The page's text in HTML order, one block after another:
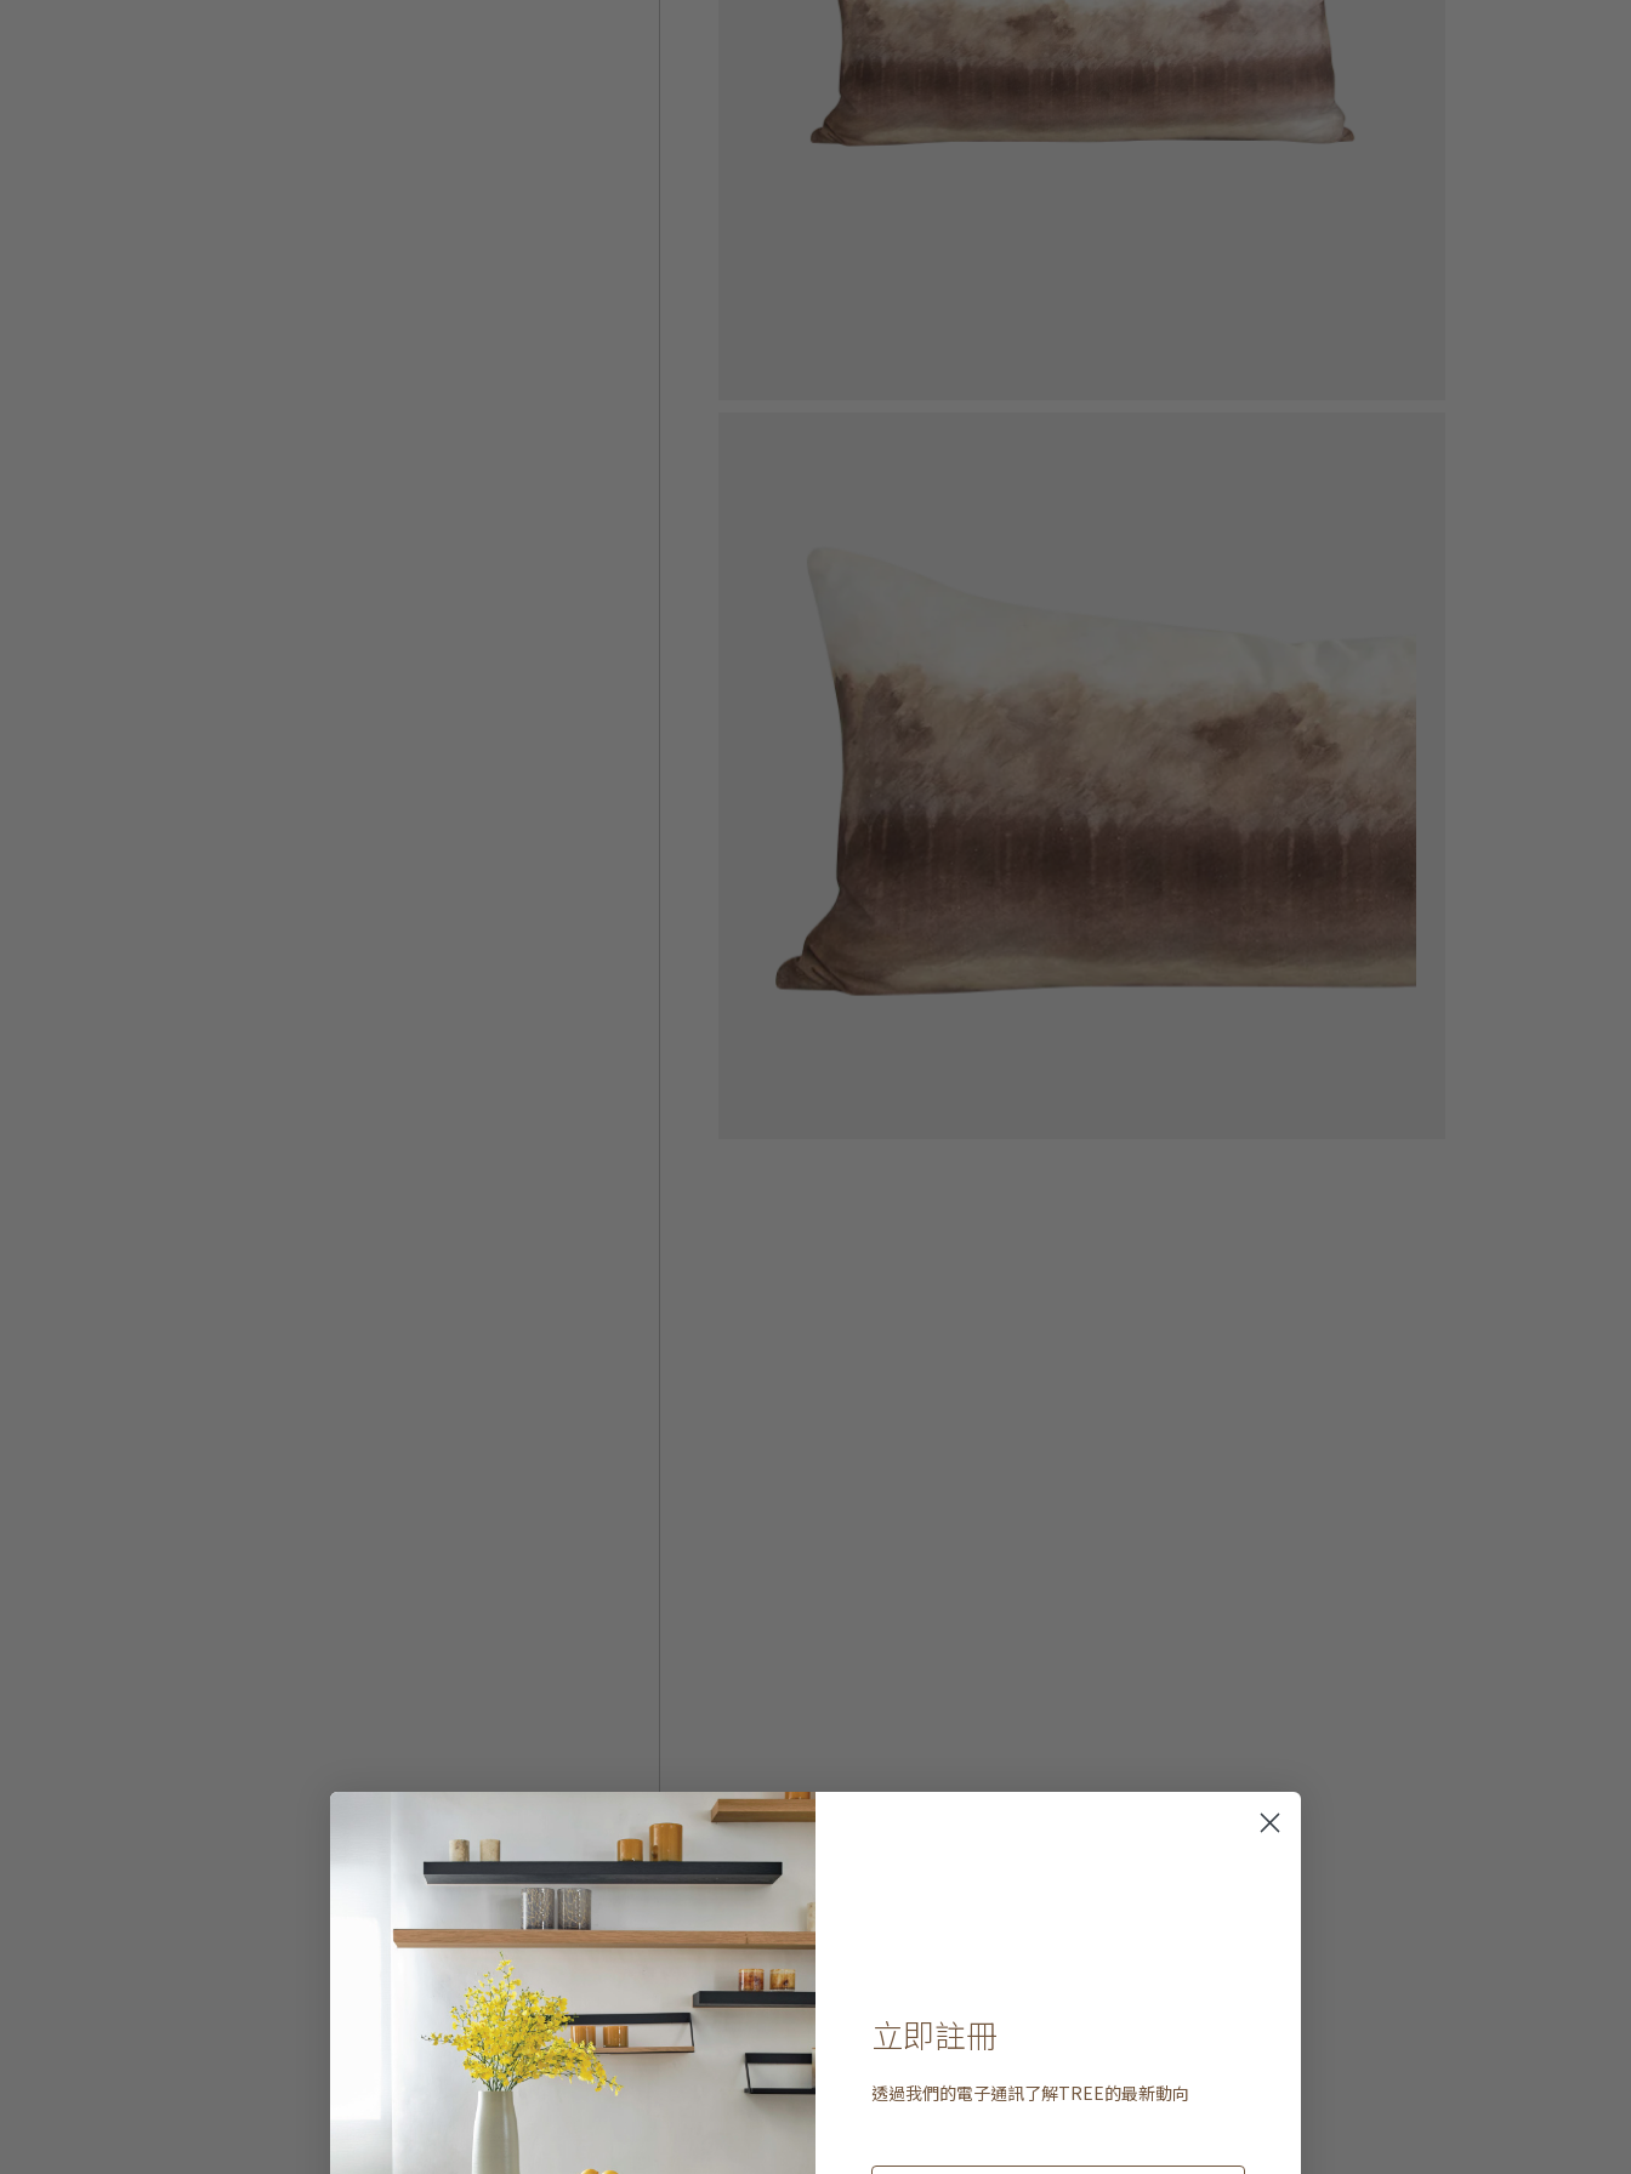
立即註冊
透過我們的電子通訊了解TREE的最新動向